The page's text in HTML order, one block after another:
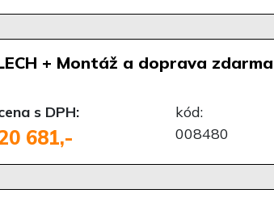
+ Montáž a doprava zdarma
s DPH:
681,-
kód:
008480